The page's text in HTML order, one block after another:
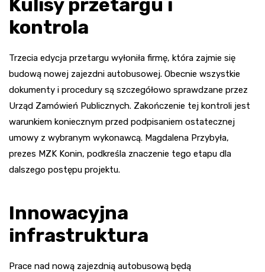
Kulisy przetargu i
kontrola
Trzecia edycja przetargu wyłoniła firmę, która zajmie się
budową nowej zajezdni autobusowej. Obecnie wszystkie
dokumenty i procedury są szczegółowo sprawdzane przez
Urząd Zamówień Publicznych. Zakończenie tej kontroli jest
warunkiem koniecznym przed podpisaniem ostatecznej
umowy z wybranym wykonawcą. Magdalena Przybyła,
prezes MZK Konin, podkreśla znaczenie tego etapu dla
dalszego postępu projektu.
Innowacyjna
infrastruktura
Prace nad nową zajezdnią autobusową będą